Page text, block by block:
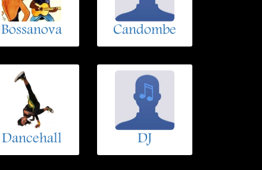
Bossanova Candombe
Dancehall DJ